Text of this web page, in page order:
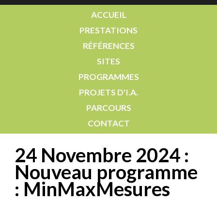
ACCUEIL
PRESTATIONS
RÉFÉRENCES
SITES
PROGRAMMES
PROJETS D'I.A.
PARCOURS
CONTACT
24 Novembre 2024 :
Nouveau programme
: MinMaxMesures